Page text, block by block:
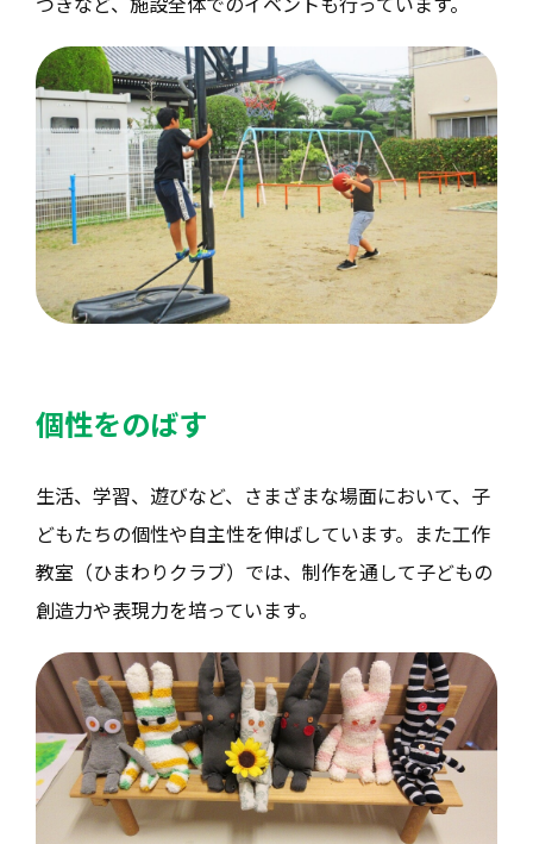
個性をのばす
生活、学習、遊びなど、さまざまな場面において、子
どもたちの個性や自主性を伸ばしています。また工作
教室（ひまわりクラブ）では、制作を通して子どもの
創造力や表現力を培っています。